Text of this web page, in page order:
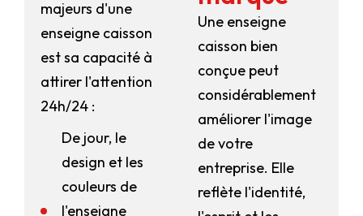
majeurs d'une
enseigne caisson
est sa capacité à
attirer l'attention
24h/24 :
De jour, le
design et les
couleurs de
l'enseigne
Une enseigne
caisson bien
conçue peut
considérablement
améliorer l'image
de votre
entreprise. Elle
reflète l'identité,